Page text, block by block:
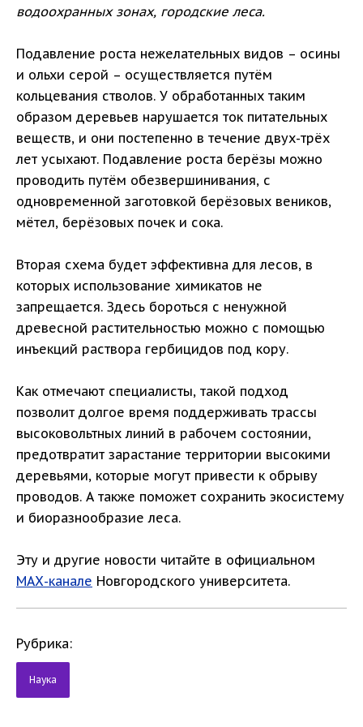
водоохранных зонах, городские леса.
Подавление роста нежелательных видов – осины
и ольхи серой – осуществляется путём
кольцевания стволов. У обработанных таким
образом деревьев нарушается ток питательных
веществ, и они постепенно в течение двух-трёх
лет усыхают. Подавление роста берёзы можно
проводить путём обезвершинивания, с
одновременной заготовкой берёзовых веников,
мётел, берёзовых почек и сока.
Вторая схема будет эффективна для лесов, в
которых использование химикатов не
запрещается. Здесь бороться с ненужной
древесной растительностью можно с помощью
инъекций раствора гербицидов под кору.
Как отмечают специалисты, такой подход
позволит долгое время поддерживать трассы
высоковольтных линий в рабочем состоянии,
предотвратит зарастание территории высокими
деревьями, которые могут привести к обрыву
проводов. А также поможет сохранить экосистему
и биоразнообразие леса.
Эту и другие новости читайте в официальном
МАХ-канале Новгородского университета.
Рубрика:
Наука